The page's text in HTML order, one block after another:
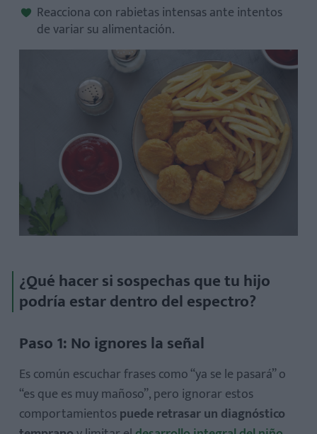
Reacciona con rabietas intensas ante intentos
de variar su alimentación.
¿Qué hacer si sospechas que tu hijo
podría estar dentro del espectro?
Paso 1: No ignores la señal
Es común escuchar frases como “ya se le pasará” o
“es que es muy mañoso”, pero ignorar estos
comportamientospuede retrasar un diagnóstico